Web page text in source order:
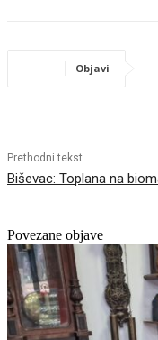
Objavi
Prethodni tekst
Biševac: Toplana na
Povezane objave